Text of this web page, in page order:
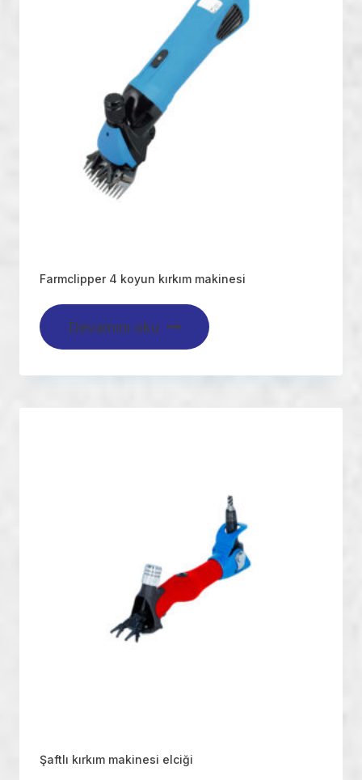
Farmclipper 4 koyun kırkım makinesi
Devamını oku
Şaftlı kırkım makinesi elciği